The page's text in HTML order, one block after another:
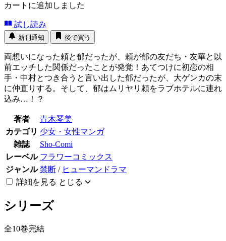
カートに追加しました
試し読み
新刊通知 後で買う
両想いになった頼と郁だったが、頼が郁の友だち・友華と以
前エッチした関係だったことが発覚！あてつけに初恋の相
手・中村とつき合うと言い出した郁だったが、大ゲンカの末
に仲直りする。そして、郁はムリヤリ頼をラブホテルに連れ
込み…！？
著者
青木琴美
カテゴリ 少女・女性マンガ
雑誌
Sho-Comi
レーベル フラワーコミックス
ジャンル 禁断 / ヒューマンドラマ
詳細を見る とじる
シリーズ
全10巻完結